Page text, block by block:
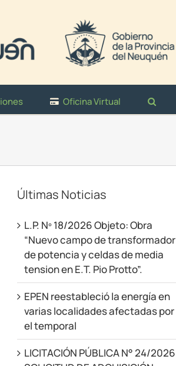
Oficina Virtual
Últimas Noticias
L.P. Nº 18/2026 Objeto: Obra
“Nuevo campo de transformador
de potencia y celdas de media
tension en E.T. Pio Protto”.
EPEN reestableció la energía en
varias localidades afectadas por
el temporal
LICITACIÓN PÚBLICA N° 24/2026